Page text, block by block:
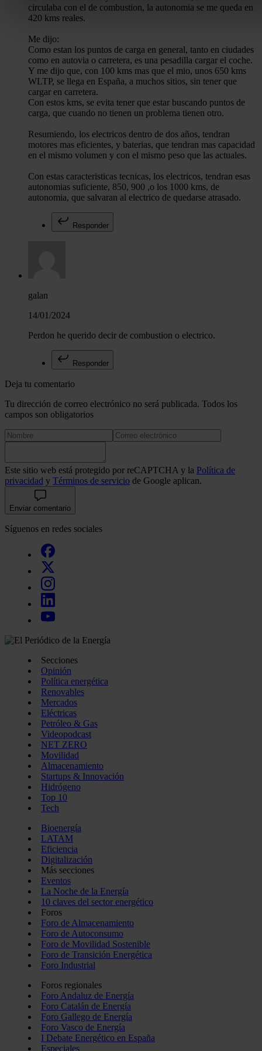
funciones de redes sociales y analizar el tráfico. Además,
uso que haga del sitio web con nuestros partners de redes
quienes pueden combinarla con otra información que les
recopilado a partir del uso que haya hecho de sus servicios.
circulaba con el de combustion, la autonomia se me queda en
420 kms reales.
Me dijo:
Como estan los puntos de carga en general, tanto en ciudades
como en autovia o carretera, es una pesadilla cargar el coche.
Y me dijo que, con 100 kms mas que el mio, unos 650 kms
WLTP, se llega en España, a muchos sitios, sin tener que
cargar en carretera.
Con estos kms, se evita tener que estar buscando puntos de
carga, que cuando no tienen un problema tienen otro.
Resumiendo, los electricos dentro de dos años, tendran
motores mas eficientes, y baterias, que tendran mas capacidad
en el mismo volumen y con el mismo peso que las actuales.
Con estas caracteristicas tecnicas, los electricos, tendran esas
autonomias suficiente, 850, 900 ,o los 1000 kms, de
autonomia, que salvaran al electrico de quedarse atrasado.
Responder
galan
14/01/2024
Perdon he querido decir de combustion o electrico.
Responder
Deja tu comentario
Tu dirección de correo electrónico no será publicada. Todos los
campos son obligatorios
Este sitio web está protegido por reCAPTCHA y la Política de
privacidad y Términos de servicio de Google aplican.
Enviar comentario
Síguenos en redes sociales
Secciones
Opinión
Política energética
Renovables
Mercados
Eléctricas
Petróleo & Gas
Videopodcast
NET ZERO
Movilidad
Almacenamiento
Startups & Innovación
Hidrógeno
Top 10
Tech
Bioenergía
LATAM
Eficiencia
Digitalización
Más secciones
Eventos
La Noche de la Energía
10 claves del sector energético
Foros
Foro de Almacenamiento
Foro de Autoconsumo
Foro de Movilidad Sostenible
Foro de Transición Energética
Foro Industrial
Foros regionales
Foro Andaluz de Energía
Foro Catalán de Energía
Foro Gallego de Energía
Foro Vasco de Energía
I Debate Energético en España
Especiales